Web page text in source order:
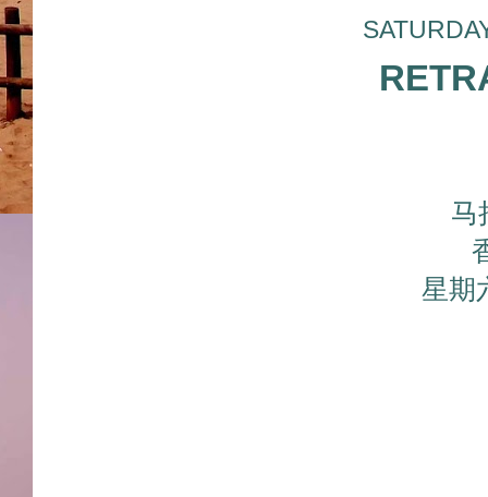
马
星期